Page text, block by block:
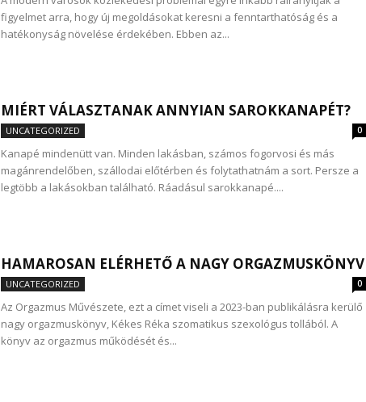
figyelmet arra, hogy új megoldásokat keresni a fenntarthatóság és a
hatékonyság növelése érdekében. Ebben az...
MIÉRT VÁLASZTANAK ANNYIAN SAROKKANAPÉT?
UNCATEGORIZED 0
Kanapé mindenütt van. Minden lakásban, számos fogorvosi és más
magánrendelőben, szállodai előtérben és folytathatnám a sort. Persze a
legtöbb a lakásokban található. Ráadásul sarokkanapé....
HAMAROSAN ELÉRHETŐ A NAGY ORGAZMUSKÖNYV
UNCATEGORIZED 0
Az Orgazmus Művészete, ezt a címet viseli a 2023-ban publikálásra kerülő
nagy orgazmuskönyv, Kékes Réka szomatikus szexológus tollából. A
könyv az orgazmus működését és...